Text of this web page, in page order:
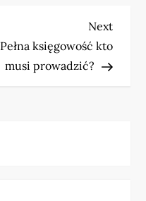
Next
Post
Next
Pełna księgowość kto
musi prowadzić?